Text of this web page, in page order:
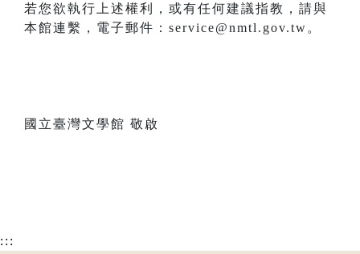
若您欲執行上述權利，或有任何建議指教，請與
本館連繫，電子郵件：service@nmtl.gov.tw。
國立臺灣文學館 敬啟
:::